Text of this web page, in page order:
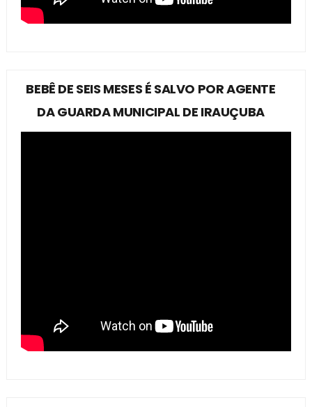
BEBÊ DE SEIS MESES É SALVO POR AGENTE
DA GUARDA MUNICIPAL DE IRAUÇUBA